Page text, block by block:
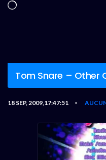
Chargement…
Tom Snare – Other
18 SEP, 2009,17:47:51 •